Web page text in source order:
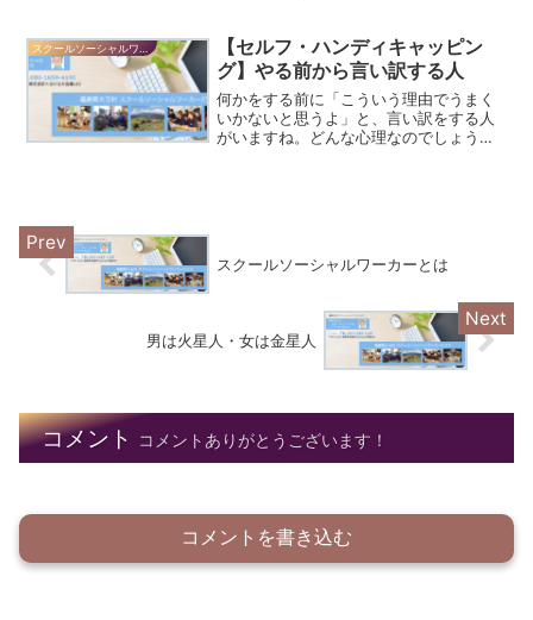
【セルフ・ハンディキャッピン
グ】やる前から言い訳する人
何かをする前に「こういう理由でうまく
いかないと思うよ」と、言い訳をする人
がいますね。どんな心理なのでしょう。
スクールソーシャルワーカーとは
男は火星人・女は金星人
コメント コメントありがとうございます！
コメントを書き込む